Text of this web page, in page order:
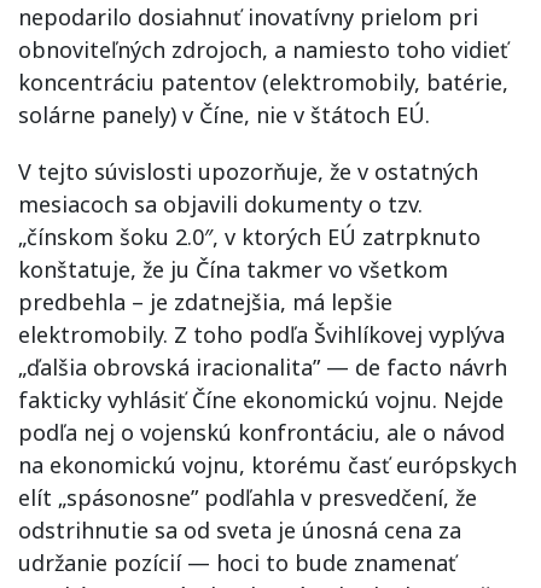
nepodarilo dosiahnuť inovatívny prielom pri
obnoviteľných zdrojoch, a namiesto toho vidieť
koncentráciu patentov (elektromobily, batérie,
solárne panely) v Číne, nie v štátoch EÚ.
V tejto súvislosti upozorňuje, že v ostatných
mesiacoch sa objavili dokumenty o tzv.
„čínskom šoku 2.0″, v ktorých EÚ zatrpknuto
konštatuje, že ju Čína takmer vo všetkom
predbehla – je zdatnejšia, má lepšie
elektromobily. Z toho podľa Švihlíkovej vyplýva
„ďalšia obrovská iracionalita” — de facto návrh
fakticky vyhlásiť Číne ekonomickú vojnu. Nejde
podľa nej o vojenskú konfrontáciu, ale o návod
na ekonomickú vojnu, ktorému časť európskych
elít „spásonosne” podľahla v presvedčení, že
odstrihnutie sa od sveta je únosná cena za
udržanie pozícií — hoci to bude znamenať